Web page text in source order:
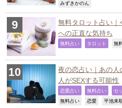
みずきかのん
無料タロット占い｜
への正直な気持ち
無料占い タロット 無
夜の恋占い｜あの人
人がSEXする可能性
恋愛占い 無料占い セ
無料占い 恋愛 平池来